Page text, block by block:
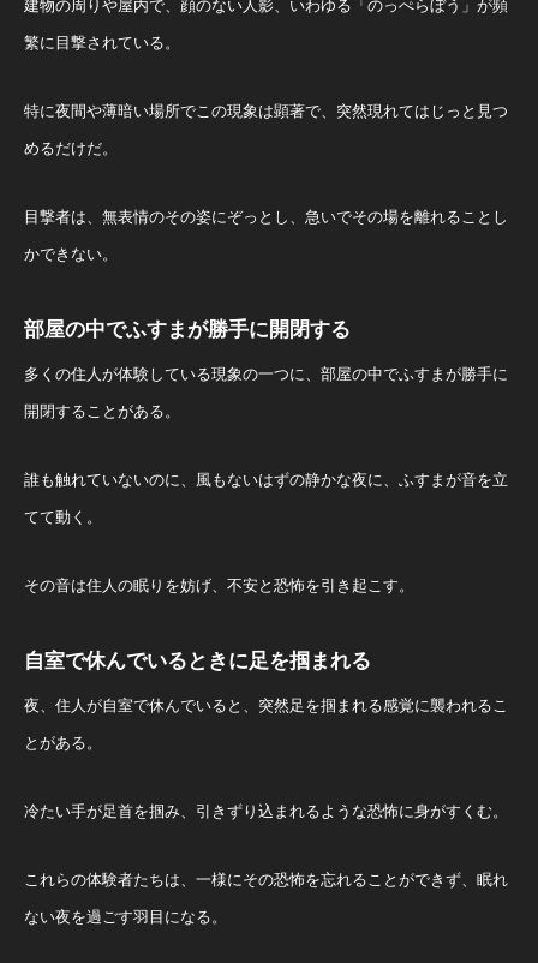
建物の周りや屋内で、顔のない人影、いわゆる「のっぺらぼう」が頻
繁に目撃されている。
特に夜間や薄暗い場所でこの現象は顕著で、突然現れてはじっと見つ
めるだけだ。
目撃者は、無表情のその姿にぞっとし、急いでその場を離れることし
かできない。
部屋の中でふすまが勝手に開閉する
多くの住人が体験している現象の一つに、部屋の中でふすまが勝手に
開閉することがある。
誰も触れていないのに、風もないはずの静かな夜に、ふすまが音を立
てて動く。
その音は住人の眠りを妨げ、不安と恐怖を引き起こす。
自室で休んでいるときに足を掴まれる
夜、住人が自室で休んでいると、突然足を掴まれる感覚に襲われるこ
とがある。
冷たい手が足首を掴み、引きずり込まれるような恐怖に身がすくむ。
これらの体験者たちは、一様にその恐怖を忘れることができず、眠れ
ない夜を過ごす羽目になる。